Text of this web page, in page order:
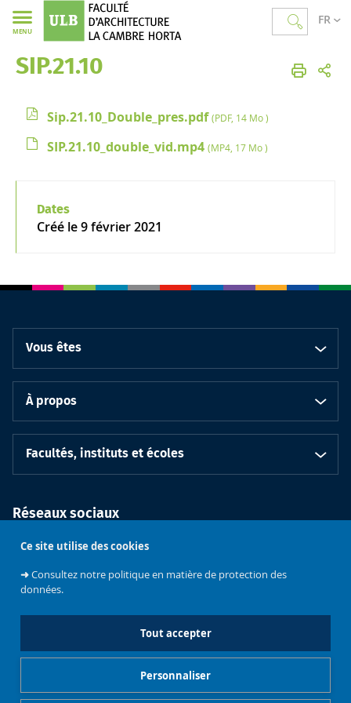
Ce site utilise des cookies
➜Consultez notre politique en matière de protection des
données.
Tout accepter
Personnaliser
FR
MENU
Faculté d'Architecture La Cambre Horta
SIP.21.10
Sip.21.10_Double_pres.pdf(PDF, 14 Mo )
SIP.21.10_double_vid.mp4 (MP4, 17 Mo )
Dates
Créé le9 février 2021
Vous êtes
À propos
Facultés, instituts et écoles
Réseaux sociaux
l'Université
Bruxelles Contacts Emploi
Mentions légales Gestionnaire de cookies